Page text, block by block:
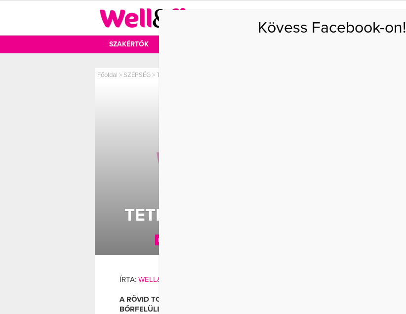
SZAKÉRTŐK
Főoldal > SZÉPSÉG>Tetkóvédelem felsőfokon
TETKÓVÉDELEM FELSŐFOKON
BŐRVÉDELEM
ÍRTA: WELL&FIT
A RÖVID TOPOK, MINISZOKNYÁK ÉS SORTOK ALÓL NEMCSAK A CSUPASZ
BŐRFELÜLETEK VILLANNAK ELŐ, HANEM A TETOVÁLÁSOK IS. HA TÉGED IS
Kövess Facebook-on!